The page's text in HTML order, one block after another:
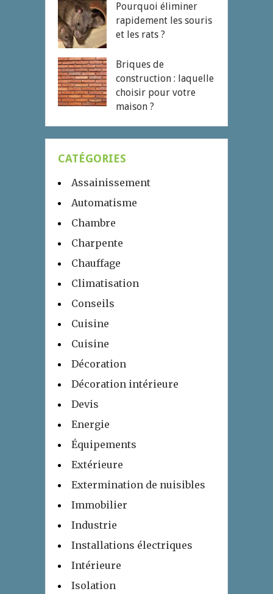
Pourquoi éliminer
rapidement les souris
et les rats ?
Briques de
construction : laquelle
choisir pour votre
maison ?
CATÉGORIES
Assainissement
Automatisme
Chambre
Charpente
Chauffage
Climatisation
Conseils
Cuisine
Cuisine
Décoration
Décoration intérieure
Devis
Energie
Équipements
Extérieure
Extermination de nuisibles
Immobilier
Industrie
Installations électriques
Intérieure
Isolation